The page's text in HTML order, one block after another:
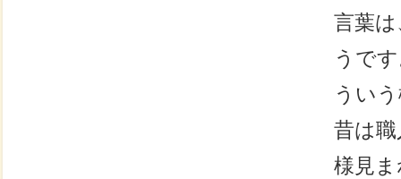
言葉
うで
うい
昔は
様見